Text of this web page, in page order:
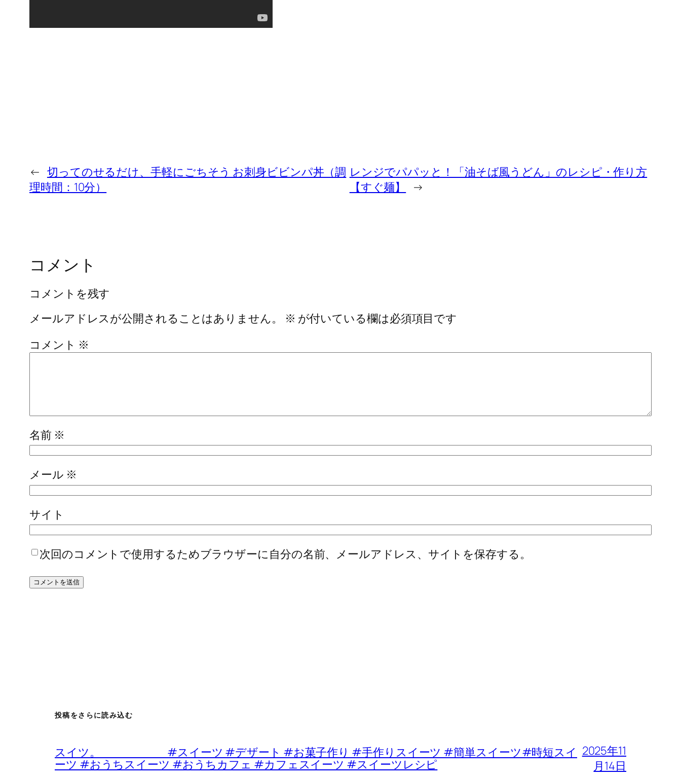
← 切ってのせるだけ、手軽にごちそう お刺身ビビンパ丼（調
理時間：10分）
レンジでパパッと！「油そば風うどん」のレシピ・作り方
【すぐ麺】
→
コメント
コメントを残す
メールアドレスが公開されることはありません。
※ が付いている欄は必須項目です
コメント ※
名前 ※
メール ※
サイト
次回のコメントで使用するためブラウザーに自分の名前、メールアドレス、サイトを保存する。
投稿をさらに読み込む
スイツ。 #スイーツ #デザート #お菓子作り #手作りスイーツ #簡単スイーツ#時短スイ
ーツ #おうちスイーツ #おうちカフェ #カフェスイーツ #スイーツレシピ
2025年11
月14日